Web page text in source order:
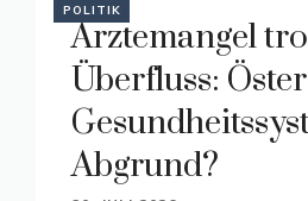
POLITIK
Ärztemangel
Überfluss:
Abgrund?